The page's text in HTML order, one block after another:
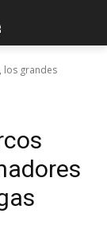
los grandes